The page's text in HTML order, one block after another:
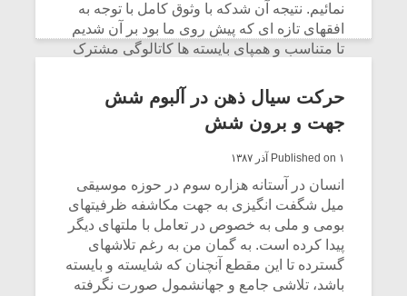
نمائیم. نتیجه آن شدکه با وثوق کامل با توجه به
افقهای تازه ای که پیش روی ما بود بر آن شدیم
تا متناسب و همپای بایسته ها کاتالوگی مشترک
اقبال برآیندی بزرگ بود.
CONTINUE READING
حرکت سیال ذهن در آلبوم شش
جهت و برون شش
Published on ۱ آذر ۱۳۸۷
انسان در آستانه هزاره سوم در حوزه موسیقی
میل شگفت انگیزی به جهت مکاشفه ظرفیتهای
بومی و ملی به خصوص در تعامل با ملتهای دیگر
پیدا کرده است. به گمان من به رغم تلاشهای
گسترده تا این مقطع آنچنان که شایسته و بایسته
باشد، تلاشی جامع و جهانشمول صورت نگرفته